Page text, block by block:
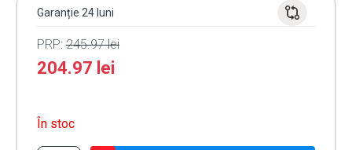
Garanție 24 luni
PRP: 245.97lei
204.97 lei
În stoc